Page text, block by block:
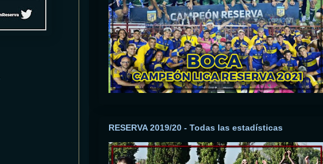
RESERVA 2019/20 - Todas las estadísticas